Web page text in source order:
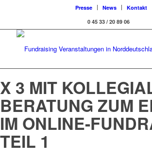
Presse News
Kontakt
0 45 33 / 20 89 06
X 3 MIT
BERATUNG ZUM
IM ONLINE-
TEIL 1